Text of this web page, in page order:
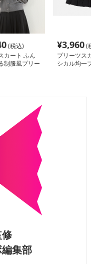
(税込)
カート ふん
制服風プリー
¥3,960(税
プリーツスカ
シカル均一プ
集部